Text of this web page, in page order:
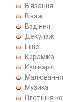
В'язання
Візаж
Водіння
Декупаж
Інше
Кераміка
Кулінарія
Музика
Плетіння